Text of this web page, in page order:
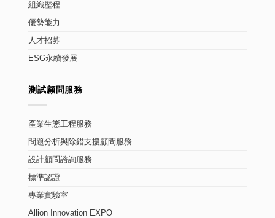
組織歷程
優勢能力
人才招募
ESG永續發展
測試顧問服務
產業生態工程服務
問題分析與除錯支援顧問服務
設計顧問諮詢服務
標準認證
專業實驗室
Allion Innovation EXPO